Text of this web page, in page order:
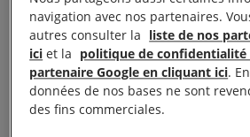
Le groupe Nord-Essonne
aux Livres les 15 (de 15 à 19h) et
à 17h30 ). Vente au poids de
navigation avec nos partenaires.
autres consulter la liste de nos
ici et la politique de confidentialité
partenaire Google en cliquant ici.
données de nos bases ne sont
des fins commerciales.